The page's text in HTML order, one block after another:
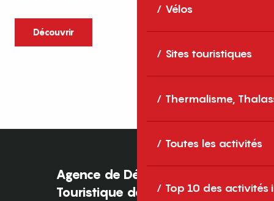
Vélos
Sites touristiques
Thermalisme,
Toutes les activités
Top 10 des activités
Découvrir
Entre mer Méditerranée, villages de
caractère et grands espaces naturels, les
Pyrénées-Orientales sont une destination
idéale pour partager des moments en
famille tout au long...
Agence de Développement
Touristique des Pyrénées-